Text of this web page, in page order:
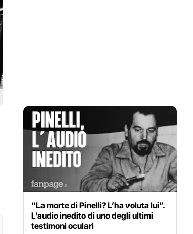
“La morte di Pinelli? L’ha voluta lui”.
L’audio inedito di uno degli ultimi
testimoni oculari